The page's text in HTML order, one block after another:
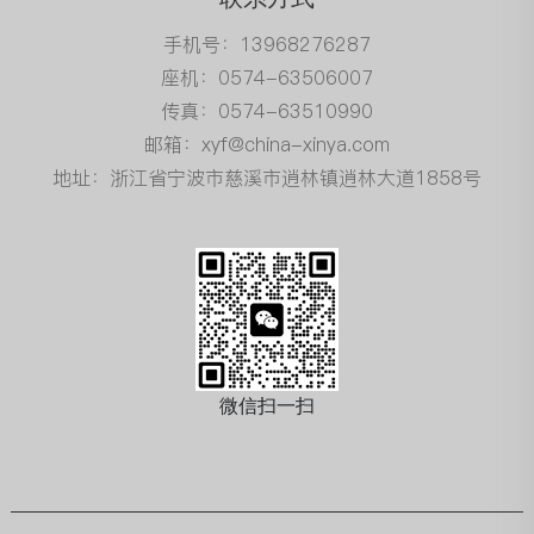
手机号：13968276287
座机：0574-63506007
传真：0574-63510990
邮箱：xyf@china-xinya.com
地址：浙江省宁波市慈溪市逍林镇逍林大道1858号
微信扫一扫